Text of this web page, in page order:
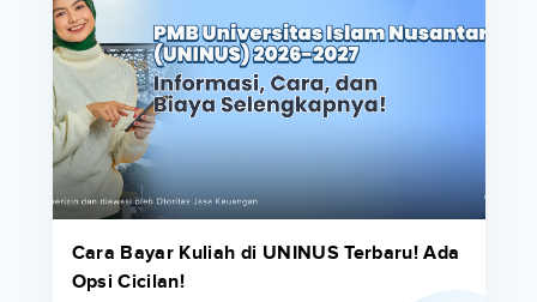
Cara Bayar Kuliah di UNINUS Terbaru! Ada
Opsi Cicilan!